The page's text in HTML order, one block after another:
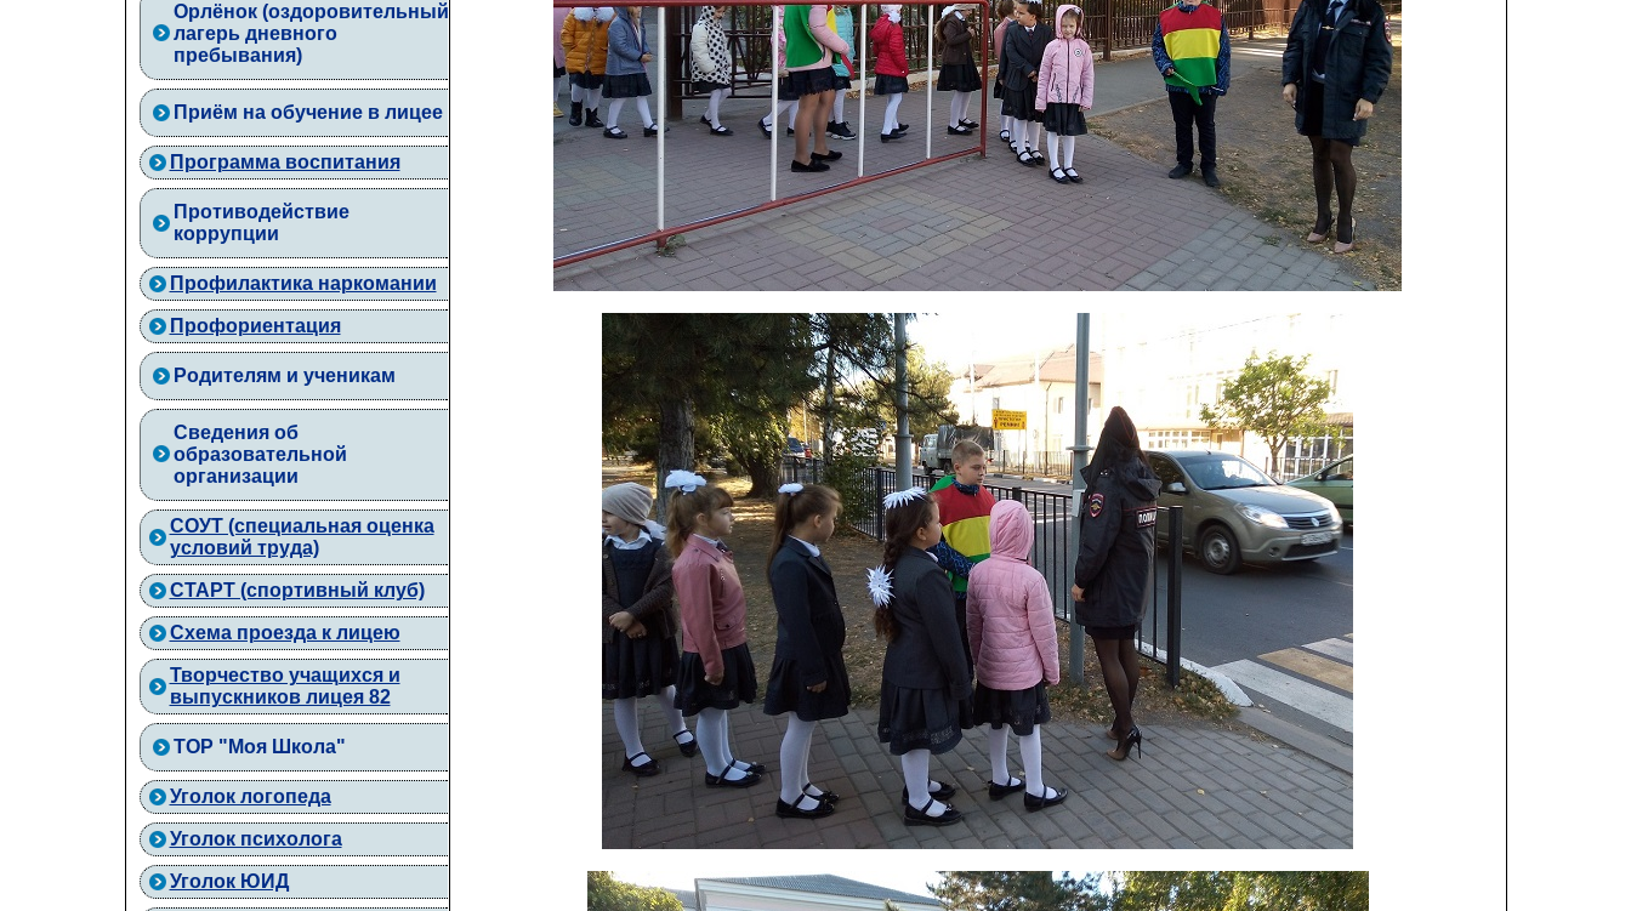
Орлёнок (оздоровительный
лагерь дневного
пребывания)
Приём на обучение в лицее
Программа воспитания
Противодействие
коррупции
Профилактика наркомании
Профориентация
Родителям и ученикам
Сведения об
образовательной
организации
СОУТ (специальная оценка
условий труда)
СТАРТ (спортивный клуб)
Схема проезда к лицею
Творчество учащихся и
выпускников лицея 82
ТОР "Моя Школа"
Уголок логопеда
Уголок психолога
Уголок ЮИД